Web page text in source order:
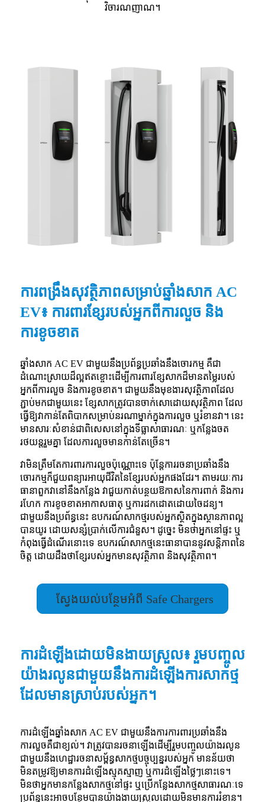
វិចារណញាណ។
ការពង្រឹងសុវត្ថិភាពសម្រាប់ឆ្នាំងសាក AC
EV៖ ការពារខ្សែរបស់អ្នកពីការលួច និង
ការខូចខាត
ឆ្នាំងសាក AC EV ជាមួយនឹងប្រព័ន្ធប្រឆាំងនឹងចោរកម្ម គឺជា
ដំណោះស្រាយដ៏ល្អឥតខ្ចោះដើម្បីការពារខ្សែសាកដ៏មានតម្លៃរបស់
អ្នកពីការលួច និងការខូចខាត។ ជាមួយនឹងមុខងារសុវត្ថិភាពដែល
ភ្ជាប់មកជាមួយនេះ ខ្សែសាកត្រូវបានចាក់សោដោយសុវត្ថិភាព ដែល
ធ្វើឱ្យវាកាន់តែពិបាកសម្រាប់នរណាម្នាក់ក្នុងការលួច ឬរំខានវា។ នេះ
មានសារៈសំខាន់ជាពិសេសនៅក្នុងទីធ្លាសាធារណៈ ឬកន្លែងចត
រថយន្តរួមគ្នា ដែលការលួចមានកាន់តែច្រើន។
វាមិនត្រឹមតែការពារការលួចប៉ុណ្ណោះទេ ប៉ុន្តែការរចនាប្រឆាំងនឹង
ចោរកម្មក៏ជួយពន្យារអាយុជីវិតនៃខ្សែរបស់អ្នកផងដែរ។ តាមរយៈការ
ធានាពួកវានៅនឹងកន្លែង វាជួយកាត់បន្ថយឱកាសនៃការពាក់ និងការ
រហែក ការខូចខាតអាកាសធាតុ ឬការដកដោតដោយចៃដន្យ។
ជាមួយនឹងប្រព័ន្ធនេះ ឧបករណ៍សាកថ្មរបស់អ្នកស្ថិតក្នុងស្ថានភាពល្អ
បានយូរ ដោយសន្សំប្រាក់លើការជំនួស។ ដូច្នេះ មិនថាអ្នកនៅផ្ទះ ឬ
កំពុងធ្វើដំណើរនោះទេ ឧបករណ៍សាកថ្មនេះធានាបាននូវសន្តិភាពនៃ
ចិត្ត ដោយដឹងថាខ្សែរបស់អ្នកមានសុវត្ថិភាព និងសុវត្ថិភាព។
ស្វែងយល់បន្ថែមអំពី Safe Chargers
ការដំឡើងដោយមិនងាយស្រួល៖ រួមបញ្ចូល
យ៉ាងរលូនជាមួយនឹងការដំឡើងការសាកថ្ម
ដែលមានស្រាប់របស់អ្នក។
ការដំឡើងឆ្នាំងសាក AC EV ជាមួយនឹងការការពារប្រឆាំងនឹង
ការលួចគឺជាខ្យល់។ វាត្រូវបានរចនាឡើងដើម្បីរួមបញ្ចូលយ៉ាងរលូន
ជាមួយនឹងហេដ្ឋារចនាសម្ព័ន្ធសាកថ្មបច្ចុប្បន្នរបស់អ្នក មានន័យថា
មិនតម្រូវឱ្យមានការដំឡើងស្មុគស្មាញ ឬការដំឡើងថ្លៃៗនោះទេ។
មិនថាអ្នកមានកន្លែងសាកថ្មនៅផ្ទះ ឬប្រើកន្លែងសាកថ្មសាធារណៈទេ
ប្រព័ន្ធនេះអាចបន្ថែមបានយ៉ាងងាយស្រួលដោយមិនមានការរំខាន។